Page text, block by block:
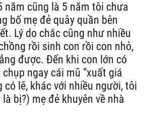
năm cũng là 5 năm tôi chưa
bố mẹ đẻ quây quần bên
Lý do chắc cũng như nhiều
rồi sinh con rồi con nhỏ,
được. Đến khi con lớn có
ngay cái mũ “xuất giá
có lẽ, khác với nhiều người, tôi
bị?) mẹ đẻ khuyên về nhà